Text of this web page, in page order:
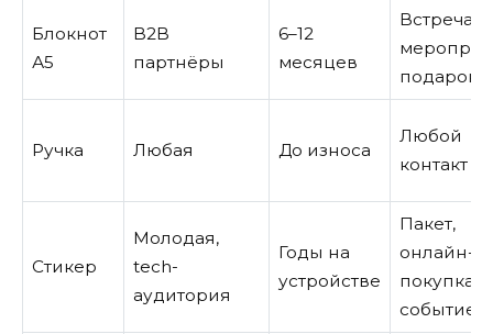
Блокнот
А5
B2B
партнёры
6–12
месяцев
Встреча,
подарок
Ручка Любая До износа
Любой
контакт
Стикер
Молодая,
tech-
аудитория
Годы на
устройстве
Пакет,
онлайн-
покупка,
событие